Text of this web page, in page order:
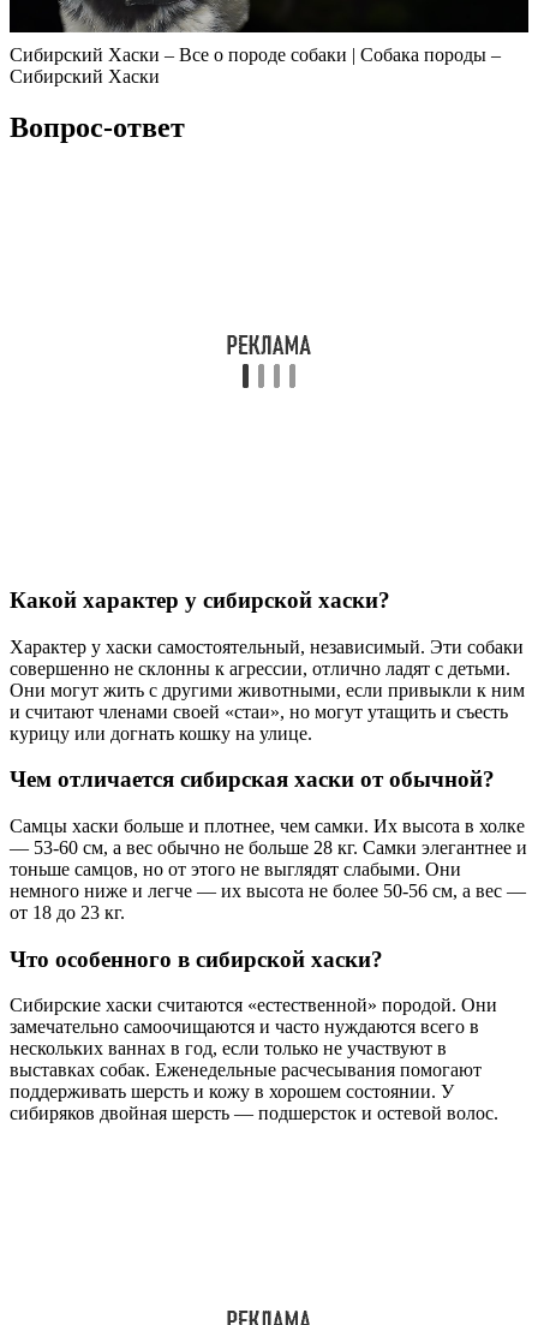
Сибирский Хаски – Все о породе собаки | Собака породы –
Сибирский Хаски
Вопрос-ответ
Какой характер у сибирской хаски?
Характер у хаски самостоятельный, независимый. Эти собаки
совершенно не склонны к агрессии, отлично ладят с детьми.
Они могут жить с другими животными, если привыкли к ним
и считают членами своей «стаи», но могут утащить и съесть
курицу или догнать кошку на улице.
Чем отличается сибирская хаски от обычной?
Самцы хаски больше и плотнее, чем самки. Их высота в холке
— 53-60 см, а вес обычно не больше 28 кг. Самки элегантнее и
тоньше самцов, но от этого не выглядят слабыми. Они
немного ниже и легче — их высота не более 50-56 см, а вес —
от 18 до 23 кг.
Что особенного в сибирской хаски?
Сибирские хаски считаются «естественной» породой. Они
замечательно самоочищаются и часто нуждаются всего в
нескольких ваннах в год, если только не участвуют в
выставках собак. Еженедельные расчесывания помогают
поддерживать шерсть и кожу в хорошем состоянии. У
сибиряков двойная шерсть — подшерсток и остевой волос.